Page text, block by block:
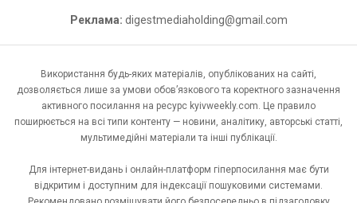
Реклама: digestmediaholding@gmail.com
Використання будь-яких матеріалів, опублікованих на сайті,
дозволяється лише за умови обов’язкового та коректного зазначення
активного посилання на ресурс kyivweekly.com. Це правило
поширюється на всі типи контенту — новини, аналітику, авторські статті,
мультимедійні матеріали та інші публікації.
Для інтернет-видань і онлайн-платформ гіперпосилання має бути
відкритим і доступним для індексації пошуковими системами.